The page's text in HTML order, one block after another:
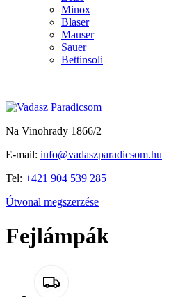
Minox
Blaser
Mauser
Sauer
Bettinsoli
Na Vinohrady 1866/2
E-mail: info@vadaszparadicsom.hu
Tel: +421 904 539 285
Útvonal megszerzése
Fejlámpák